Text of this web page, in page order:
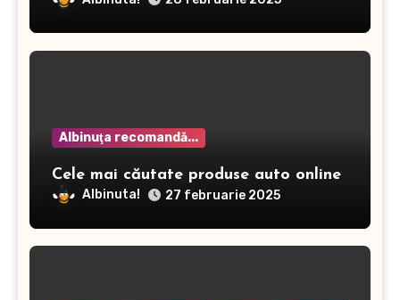
Albinuţa recomandă...
Cele mai căutate produse auto online
Albinuta! 27 februarie 2025